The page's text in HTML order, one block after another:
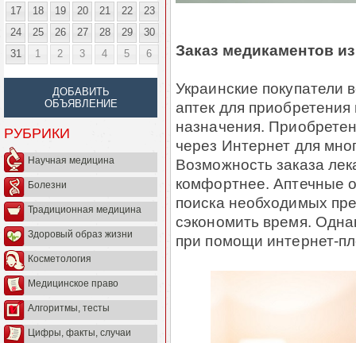
17
18 19 20 21 22
23
24
25 26 27 28 29
30
31
1 2 3 4 5 6
ДОБАВИТЬ
ОБЪЯВЛЕНИЕ
РУБРИКИ
Научная медицина
Болезни
Традиционная медицина
Здоровый образ жизни
Косметология
Медицинское право
Алгоритмы, тесты
Цифры, факты, случаи
Заказ медикаментов
Украинские покупатели
аптек для
назначения.
через Интернет для
Возможность заказа
комфортнее. Аптечные
поиска необходимых
сэкономить время.
при помощи интернет-